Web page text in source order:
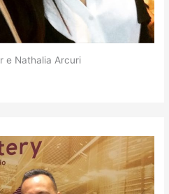
e Nathalia Arcuri